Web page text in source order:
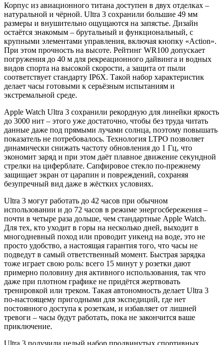
Корпус из авиационного титана доступен в двух отделках –
натуральной и чёрной. Ultra 3 сохранили большие 49 мм
размеры и внушительно ощущаются на запястье. Дизайн
остаётся знакомым – брутальный и функциональный, с
крупными элементами управления, включая кнопку «Action».
При этом прочность на высоте. Рейтинг WR100 допускает
погружения до 40 м для рекреационного дайвинга и водных
видов спорта на высокой скорости, а защита от пыли
соответствует стандарту IP6X. Такой набор характеристик
делает часы готовыми к серьёзным испытаниям и
экстремальной среде.
Apple Watch Ultra 3 сохранили рекордную для линейки яркость
до 3000 нит – этого уже достаточно, чтобы без труда читать
данные даже под прямыми лучами солнца, поэтому повышать
показатель не потребовалось. Технология LTPO позволяет
динамически снижать частоту обновления до 1 Гц, что
экономит заряд и при этом даёт плавное движение секундной
стрелки на циферблате. Сапфировое стекло по-прежнему
защищает экран от царапин и повреждений, сохраняя
безупречный вид даже в жёстких условиях.
Ultra 3 могут работать до 42 часов при обычном
использовании и до 72 часов в режиме энергосбережения –
почти в четыре раза дольше, чем стандартные Apple Watch.
Для тех, кто уходит в горы на несколько дней, выходит в
многодневный поход или проводит уикенд на воде, это не
просто удобство, а настоящая гарантия того, что часы не
подведут в самый ответственный момент. Быстрая зарядка
тоже играет свою роль: всего 15 минут у розетки дают
примерно половину дня активного использования, так что
даже при плотном графике не придётся жертвовать
тренировкой или треком. Такая автономность делает Ultra 3
по-настоящему пригодными для экспедиций, где нет
постоянного доступа к розеткам, и избавляет от лишней
тревоги – часы будут работать, пока не закончится ваше
приключение.
Ultra 3 получили целый набор продвинутых спортивных